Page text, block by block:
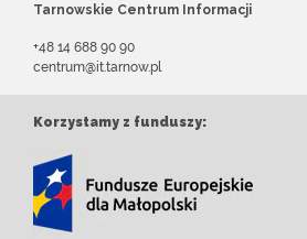
Tarnowskie Centrum Informacji
+48 14 688 90 90
centrum@it.tarnow.pl
Korzystamy z funduszy: